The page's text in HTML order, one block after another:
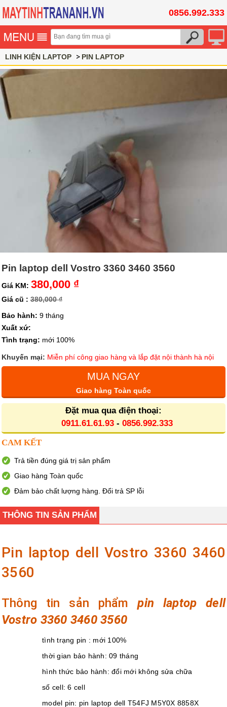
0856.992.333
LINH KIỆN LAPTOP PIN LAPTOP
Pin laptop dell Vostro 3360 3460 3560
Giá KM: 380,000 ₫
Giá cũ : 380,000 ₫
Bảo hành: 9 tháng
Xuất xứ:
Tình trạng: mới 100%
Khuyến mại: Miễn phí công giao hàng và lắp đặt nội thành hà nội
MUA NGAY
Giao hàng Toàn quốc
Đặt mua qua điện thoại:
0911.61.61.93- 0856.992.333
CAM KẾT
Trả tiền đúng giá trị sản phẩm
Giao hàng Toàn quốc
Đảm bảo chất lượng hàng. Đổi trả SP lỗi
THÔNG TIN SẢN PHẨM
Pin laptop dell Vostro 3360 3460
3560
Thông tin sản phẩmpin laptop dell
Vostro 3360 3460 3560
tình trạng pin : mới 100%
thời gian bảo hành: 09 tháng
hình thức bảo hành: đổi mới không sửa chữa
số cell: 6 cell
model pin: pin laptop dell T54FJ M5Y0X 8858X